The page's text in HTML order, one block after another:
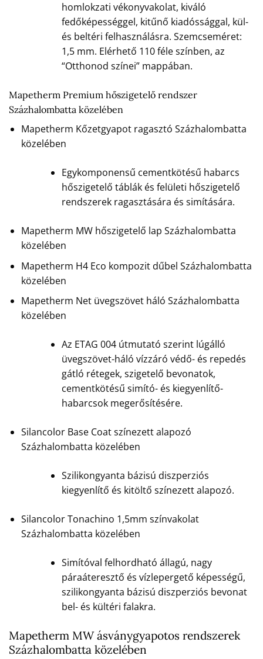
homlokzati vékonyvakolat, kiváló
fedőképességgel, kitűnő kiadóssággal, kül-
és beltéri felhasználásra. Szemcseméret:
1,5 mm. Elérhető 110 féle színben, az
“Otthonod színei” mappában.
Mapetherm Premium hőszigetelő rendszer
Százhalombatta közelében
Mapetherm Kőzetgyapot ragasztó Százhalombatta
közelében
Egykomponensű cementkötésű habarcs
hőszigetelő táblák és felületi hőszigetelő
rendszerek ragasztására és simítására.
Mapetherm MW hőszigetelő lap Százhalombatta
közelében
Mapetherm H4 Eco kompozit dűbel Százhalombatta
közelében
Mapetherm Net üvegszövet háló Százhalombatta
közelében
Az ETAG 004 útmutató szerint lúgálló
üvegszövet-háló vízzáró védő- és repedés
gátló rétegek, szigetelő bevonatok,
cementkötésű simító- és kiegyenlítő-
habarcsok megerősítésére.
Silancolor Base Coat színezett alapozó
Százhalombatta közelében
Szilikongyanta bázisú diszperziós
kiegyenlítő és kitöltő színezett alapozó.
Silancolor Tonachino 1,5mm színvakolat
Százhalombatta közelében
Simítóval felhordható állagú, nagy
páraáteresztő és vízlepergető képességű,
szilikongyanta bázisú diszperziós bevonat
bel- és kültéri falakra.
Mapetherm MW ásványgyapotos rendszerek
Százhalombatta közelében